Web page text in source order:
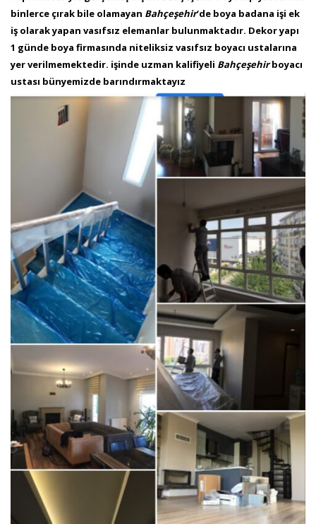
binlerce çırak bile olamayan Bahçeşehir‘de boya badana işi ek
iş olarak yapan vasıfsız elemanlar bulunmaktadır. Dekor yapı
1 günde boya firmasında niteliksiz vasıfsız boyacı ustalarına
yer verilmemektedir. işinde uzman kalifiyeli Bahçeşehirboyacı
ustası bünyemizde barındırmaktayız